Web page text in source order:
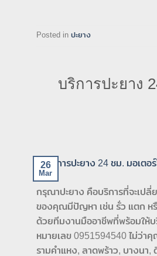
Posted in ปะยาง
บริการปะยาง
26
Mar
กรุณาปะยาง คือบริการที่จะเป
ของคุณมีปัญหา เช่น รั่ว แตก หรื
ด้วยทีมงานมืออาชีพที่พร้อมให้บ
หมายเลข 0951594540 ไม่ว่าคุ
รามคำแหง, ลาดพร้าว, บางนา